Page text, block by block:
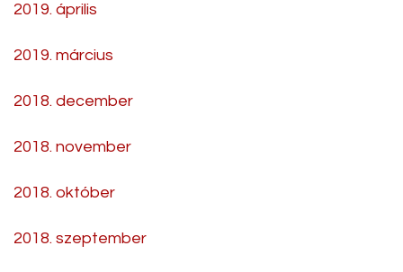
2019. április
2019. március
2018. december
2018. november
2018. október
2018. szeptember